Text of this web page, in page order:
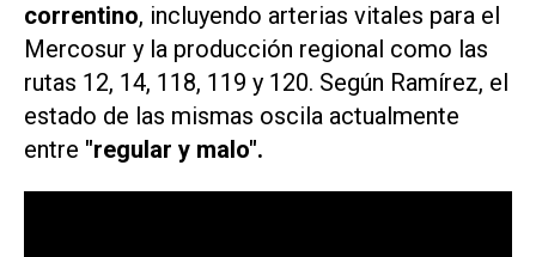
correntino, incluyendo arterias vitales para el
Mercosur y la producción regional como las
rutas 12, 14, 118, 119 y 120. Según Ramírez, el
estado de las mismas oscila actualmente
entre "regular y malo".